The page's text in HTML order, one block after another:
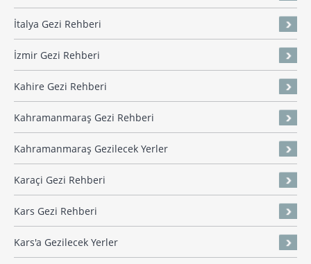
İtalya Gezi Rehberi
İzmir Gezi Rehberi
Kahire Gezi Rehberi
Kahramanmaraş Gezi Rehberi
Kahramanmaraş Gezilecek Yerler
Karaçi Gezi Rehberi
Kars Gezi Rehberi
Kars'a Gezilecek Yerler